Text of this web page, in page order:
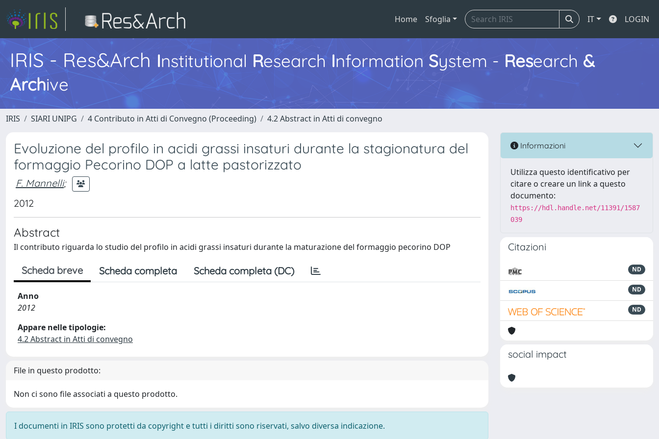
Home Sfoglia IT LOGIN
IRIS - Res&Arch Institutional Research Information System - Research &
Archive
IRIS SIARI UNIPG 4 Contributo in Atti di Convegno (Proceeding) 4.2 Abstract in Atti di convegno
Evoluzione del profilo in acidi grassi insaturi durante la stagionatura del
formaggio Pecorino DOP a latte pastorizzato
F. Mannelli;
2012
Abstract
Il contributo riguarda lo studio del profilo in acidi grassi insaturi durante la maturazione del formaggio pecorino DOP
Scheda breve Scheda completa Scheda completa (DC)
Anno
2012
Appare nelle tipologie:
4.2 Abstract in Atti di convegno
File in questo prodotto:
Non ci sono file associati a questo prodotto.
I documenti in IRIS sono protetti da copyright e tutti i diritti sono riservati, salvo diversa indicazione.
Informazioni
Utilizza questo identificativo per
citare o creare un link a questo
documento:
https://hdl.handle.net/11391/1587
039
Citazioni
ND
ND
ND
social impact